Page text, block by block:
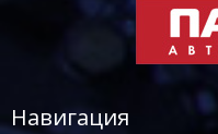
Навигация